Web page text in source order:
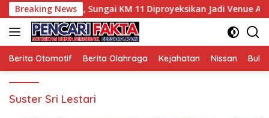
Langsung
ke
konten
Breaking News
Wisata, Sungai KM 11 Diproyeksikan Jadi Venue Arung
Berita Otomotif Berita Olahraga Kejahatan Nissan
Suster Sri Lestari